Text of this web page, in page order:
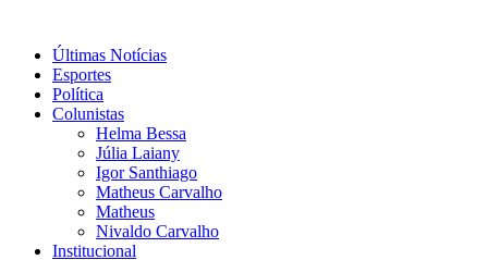
conteúdo
Últimas Notícias
Esportes
Política
Colunistas
Helma Bessa
Júlia Laiany
Igor Santhiago
Matheus Carvalho
Matheus
Nivaldo Carvalho
Institucional